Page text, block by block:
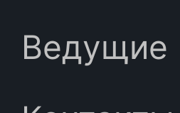
Ведущие